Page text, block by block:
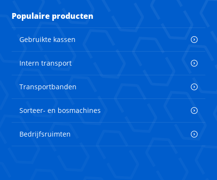
Populaire producten
Gebruikte kassen
Intern transport
Transportbanden
Sorteer- en bosmachines
Bedrijfsruimten